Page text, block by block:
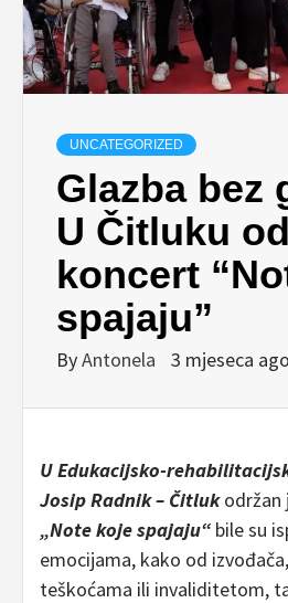
UNCATEGORIZED
Glazba bez
U Čitluku
koncert
spajaju”
ByAntonela 3 mjeseca ago
U Edukacijsko-
Josip Radnik – Čitlukodržan
„Note koje spajaju“ bile su
emocijama, kako od
teškoćama ili invaliditetom,